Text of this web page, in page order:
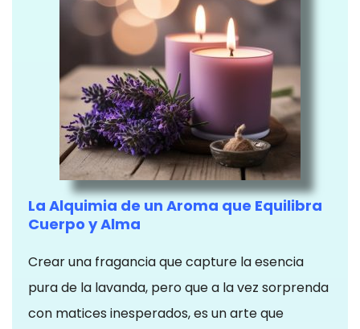
La Alquimia de un Aroma que Equilibra
Cuerpo y Alma
Crear una fragancia que capture la esencia
pura de la lavanda, pero que a la vez sorprenda
con matices inesperados, es un arte que